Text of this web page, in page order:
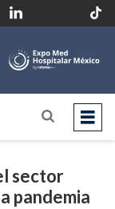
sector
pandemia